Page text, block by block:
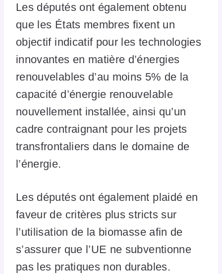
Les députés ont également obtenu
que les États membres fixent un
objectif indicatif pour les technologies
innovantes en matière d’énergies
renouvelables d’au moins 5% de la
capacité d’énergie renouvelable
nouvellement installée, ainsi qu’un
cadre contraignant pour les projets
transfrontaliers dans le domaine de
l’énergie.
Les députés ont également plaidé en
faveur de critères plus stricts sur
l’utilisation de la biomasse afin de
s’assurer que l’UE ne subventionne
pas les pratiques non durables.